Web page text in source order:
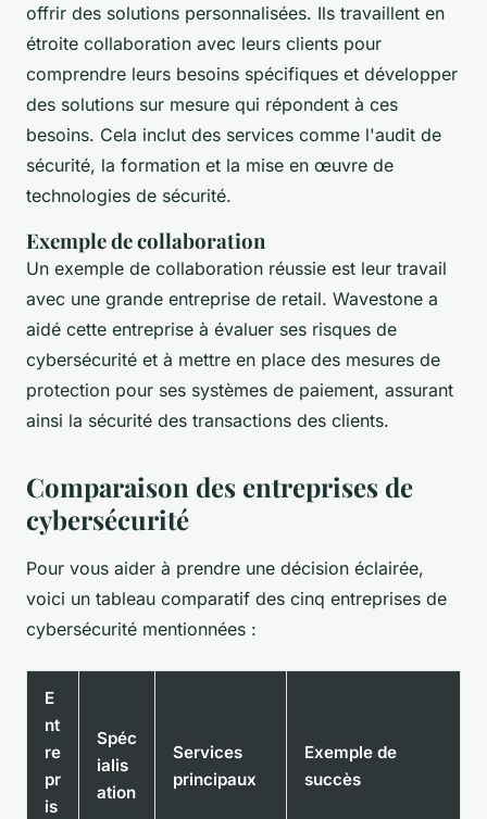
offrir des solutions personnalisées. Ils travaillent en
étroite collaboration avec leurs clients pour
comprendre leurs besoins spécifiques et développer
des solutions sur mesure qui répondent à ces
besoins. Cela inclut des services comme l'audit de
sécurité, la formation et la mise en œuvre de
technologies de sécurité.
Exemple de collaboration
Un exemple de collaboration réussie est leur travail
avec une grande entreprise de retail. Wavestone a
aidé cette entreprise à évaluer ses risques de
cybersécurité et à mettre en place des mesures de
protection pour ses systèmes de paiement, assurant
ainsi la sécurité des transactions des clients.
Comparaison des entreprises de
cybersécurité
Pour vous aider à prendre une décision éclairée,
voici un tableau comparatif des cinq entreprises de
cybersécurité mentionnées :
E
nt
re
pr
is
Spéc
ialis
ation
Services
principaux
Exemple de
succès